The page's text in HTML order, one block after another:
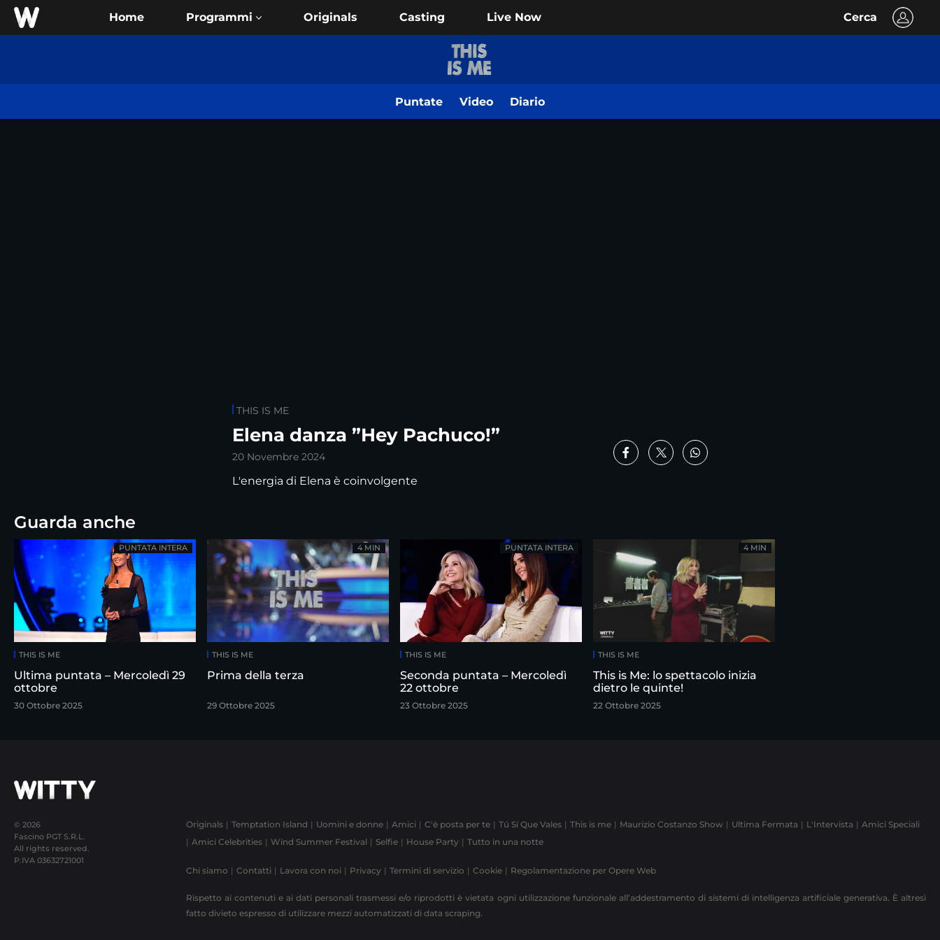
Home Originals Casting Live Now Cerca
Puntate Video Diario
THIS IS ME
Elena danza ”Hey Pachuco!”
20 Novembre 2024
L'energia di Elena è coinvolgente
Guarda anche
THIS IS ME
Ultima puntata – Mercoledì 29
ottobre
30 Ottobre 2025
PUNTATA INTERA
THIS IS ME
Prima della terza
29 Ottobre 2025
4 MIN
THIS IS ME
Seconda puntata – Mercoledì
22 ottobre
23 Ottobre 2025
PUNTATA INTERA
THIS IS ME
This is Me: lo spettacolo inizia
dietro le quinte!
22 Ottobre 2025
4 MIN
© 2026
Fascino PGT S.R.L.
All rights reserved.
P.IVA 03632721001
Originals Temptation Island Uomini e donne Amici C'è posta per te Tú Sí Que Vales This is me Maurizio Costanzo Show Ultima Fermata L'Intervista
Amici Speciali
Amici Celebrities
Wind Summer Festival Selfie House Party Tutto in una notte
Chi siamo Contatti Lavora con noi Privacy Termini di servizio Cookie Regolamentazione per Opere Web
Rispetto ai contenuti e ai dati personali trasmessi e/o riprodotti è vietata ogni utilizzazione funzionale all’addestramento di sistemi di intelligenza artificiale generativa. È altresì
fatto divieto espresso di utilizzare mezzi automatizzati di data scraping.